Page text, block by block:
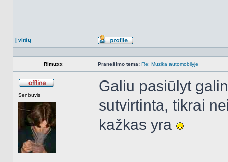
Į viršų
Aprašymas
Rimuxx Pranešimo tema: Re: Muzika automobilyje
Senbuvis
Galiu pasiūlyt
sutvirtinta, tikrai
kažkas yra